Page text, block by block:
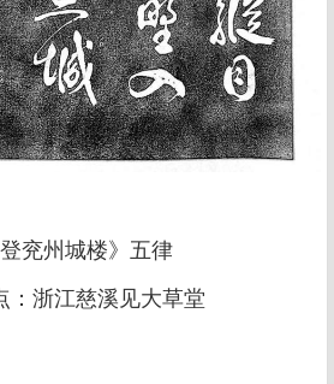
兖州城楼》五律
：浙江慈溪见大草堂